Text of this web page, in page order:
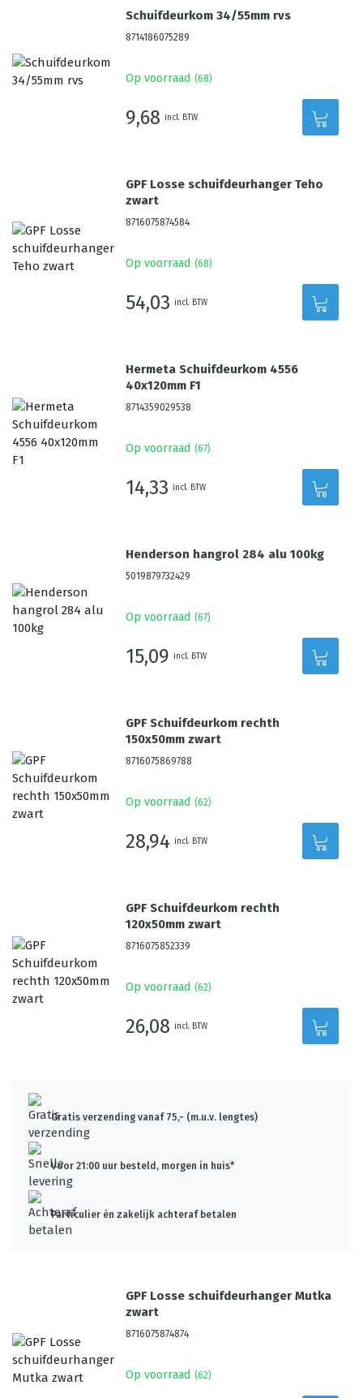
Schuifdeurkom 34/55mm rvs
8714186075289
Op voorraad (68)
9,68 incl. BTW
GPF Losse schuifdeurhanger Teho
zwart
8716075874584
Op voorraad (68)
54,03 incl. BTW
Hermeta Schuifdeurkom 4556
40x120mm F1
8714359029538
Op voorraad (67)
14,33 incl. BTW
Henderson hangrol 284 alu 100kg
5019879732429
Op voorraad (67)
15,09 incl. BTW
GPF Schuifdeurkom rechth
150x50mm zwart
8716075869788
Op voorraad (62)
28,94 incl. BTW
GPF Schuifdeurkom rechth
120x50mm zwart
8716075852339
Op voorraad (62)
26,08 incl. BTW
Gratis verzending vanaf 75,- (m.u.v. lengtes)
Voor 21:00 uur besteld, morgen in huis*
Particulier én zakelijk achteraf betalen
GPF Losse schuifdeurhanger Mutka
zwart
8716075874874
Op voorraad (62)